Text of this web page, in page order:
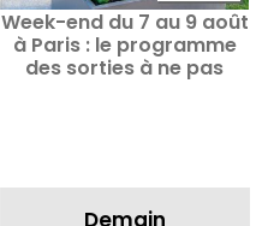
Week-end du 7 au 9 août
à Paris : le programme
des sorties à ne pas